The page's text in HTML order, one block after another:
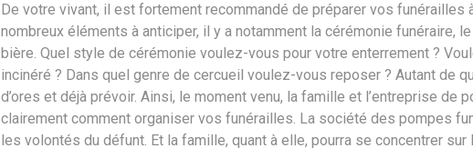
De votre vivant, il est fortement recommandé de préparer vos funérailles
nombreux éléments à anticiper, il y a notamment la cérémonie funéraire,
bière. Quel style de cérémonie voulez-vous pour votre enterrement ?
incinéré ? Dans quel genre de cercueil voulez-vous reposer ? Autant de
d’ores et déjà prévoir. Ainsi, le moment venu, la famille et l’entreprise de
clairement comment organiser vos funérailles. La société des pompes
les volontés du défunt. Et la famille, quant à elle, pourra se concentrer